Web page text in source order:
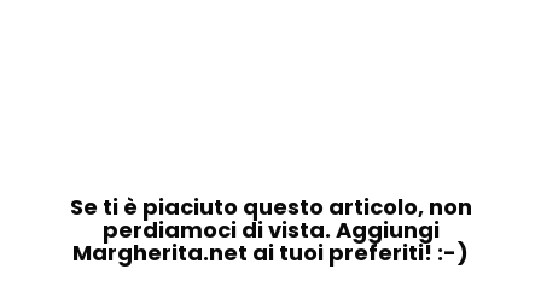
Se ti è piaciuto questo articolo, non
perdiamoci di vista. Aggiungi
Margherita.net ai tuoi preferiti! :-)